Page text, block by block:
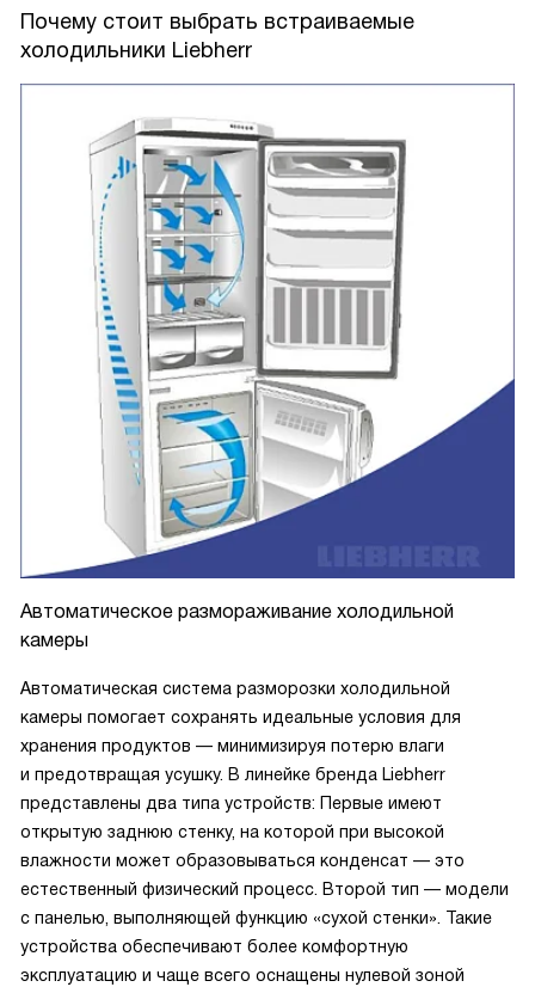
Почему стоит выбрать встраиваемые
холодильники Liebherr
Автоматическое размораживание холодильной
камеры
Автоматическая система разморозки холодильной
камеры помогает сохранять идеальные условия для
хранения продуктов — минимизируя потерю влаги
и предотвращая усушку. В линейке бренда Liebherr
представлены два типа устройств: Первые имеют
открытую заднюю стенку, на которой при высокой
влажности может образовываться конденсат — это
естественный физический процесс. Второй тип — модели
с панелью, выполняющей функцию «сухой стенки». Такие
устройства обеспечивают более комфортную
эксплуатацию и чаще всего оснащены нулевой зоной